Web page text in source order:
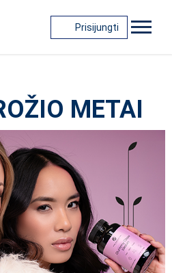
Prisijungti
METAI